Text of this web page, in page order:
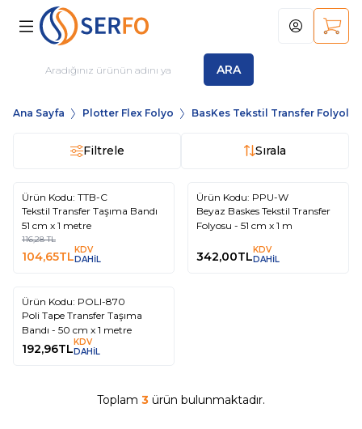
ARA
Hesabım
Ana Sayfa Plotter Flex Folyo BasKes Tekstil Transfer Folyoları
Filtrele Sırala
%
10
Ürün Kodu: TTB-C
Tekstil Transfer Taşıma Bandı
51 cm x 1 metre
116,28TL
104,65TLKDV
DAHİL
Ürün Kodu: PPU-W
Beyaz Baskes Tekstil Transfer
Folyosu - 51 cm x 1 m
342,00TLKDV
DAHİL
Ürün Kodu: POLI-870
Poli Tape Transfer Taşıma
Bandı - 50 cm x 1 metre
192,96TLKDV
DAHİL
Toplam 3 ürün bulunmaktadır.